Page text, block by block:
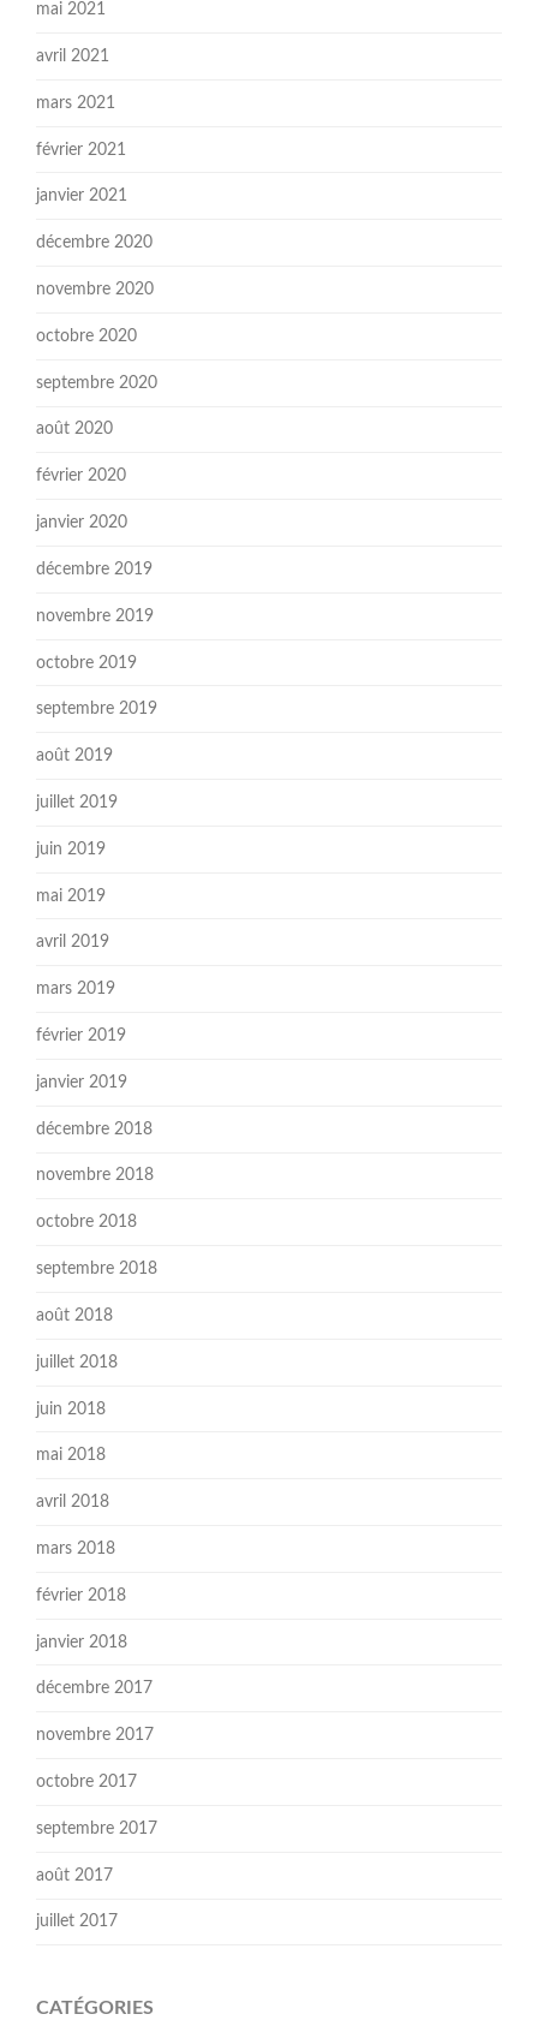
mai 2021
avril 2021
mars 2021
février 2021
janvier 2021
décembre 2020
novembre 2020
octobre 2020
septembre 2020
août 2020
février 2020
janvier 2020
décembre 2019
novembre 2019
octobre 2019
septembre 2019
août 2019
juillet 2019
juin 2019
mai 2019
avril 2019
mars 2019
février 2019
janvier 2019
décembre 2018
novembre 2018
octobre 2018
septembre 2018
août 2018
juillet 2018
juin 2018
mai 2018
avril 2018
mars 2018
février 2018
janvier 2018
décembre 2017
novembre 2017
octobre 2017
septembre 2017
août 2017
juillet 2017
CATÉGORIES